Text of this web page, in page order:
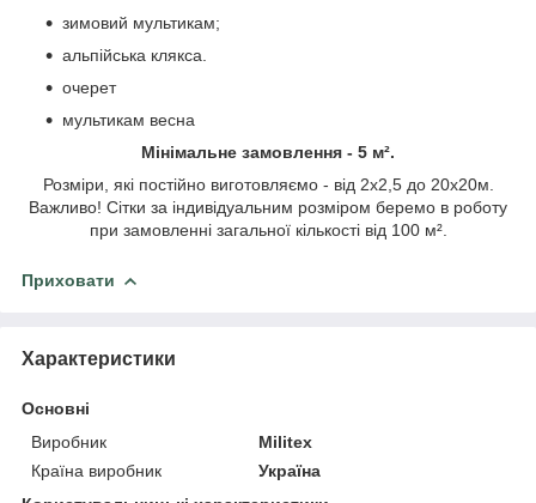
зимовий мультикам;
альпійська клякса.
очерет
мультикам весна
Мінімальне замовлення - 5 м².
Розміри, які постійно виготовляємо - від 2х2,5 до 20х20м.
Важливо! Сітки за індивідуальним розміром беремо в роботу
при замовленні загальної кількості від 100 м².
Приховати
Характеристики
Основні
Виробник
Militex
Країна виробник
Україна